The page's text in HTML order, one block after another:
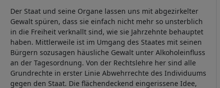
Der Staat und seine Organe lassen uns mit abgezirkelter
Gewalt spüren, dass sie einfach nicht mehr so unsterblich
in die Freiheit verknallt sind, wie sie Jahrzehnte behauptet
haben. Mittlerweile ist im Umgang des Staates mit seinen
Bürgern sozusagen häusliche Gewalt unter Alkoholeinfluss
an der Tagesordnung. Von der Rechtslehre her sind alle
Grundrechte in erster Linie Abwehrrechte des Individuums
gegen den Staat. Die flächendeckend eingerissene Idee,